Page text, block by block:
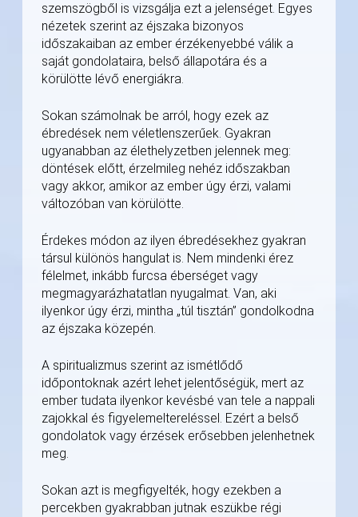
szemszögből is vizsgálja ezt a jelenséget. Egyes
nézetek szerint az éjszaka bizonyos
időszakaiban az ember érzékenyebbé válik a
saját gondolataira, belső állapotára és a
körülötte lévő energiákra.
Sokan számolnak be arról, hogy ezek az
ébredések nem véletlenszerűek. Gyakran
ugyanabban az élethelyzetben jelennek meg:
döntések előtt, érzelmileg nehéz időszakban
vagy akkor, amikor az ember úgy érzi, valami
változóban van körülötte.
Érdekes módon az ilyen ébredésekhez gyakran
társul különös hangulat is. Nem mindenki érez
félelmet, inkább furcsa éberséget vagy
megmagyarázhatatlan nyugalmat. Van, aki
ilyenkor úgy érzi, mintha „túl tisztán” gondolkodna
az éjszaka közepén.
A spiritualizmus szerint az ismétlődő
időpontoknak azért lehet jelentőségük, mert az
ember tudata ilyenkor kevésbé van tele a nappali
zajokkal és figyelemeltereléssel. Ezért a belső
gondolatok vagy érzések erősebben jelenhetnek
meg.
Sokan azt is megfigyelték, hogy ezekben a
percekben gyakrabban jutnak eszükbe régi